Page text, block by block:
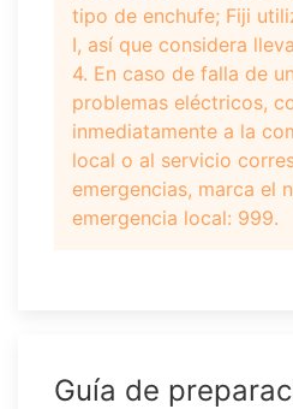
tipo de enchufe; Fiji
I, así que considera
4. En caso de falla de
problemas eléctricos,
inmediatamente a la
local o al servicio
emergencias, marca el
emergencia local: 999.
Guía de